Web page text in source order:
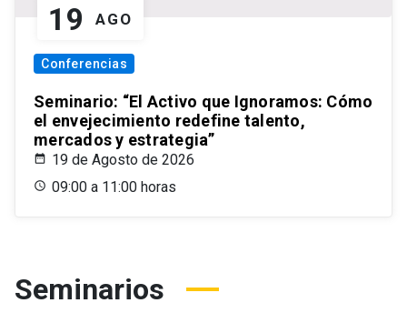
19 AGO
Conferencias
Seminario: “El Activo que Ignoramos: Cómo
el envejecimiento redefine talento,
mercados y estrategia”
19 de Agosto de 2026
09:00 a 11:00 horas
Seminarios